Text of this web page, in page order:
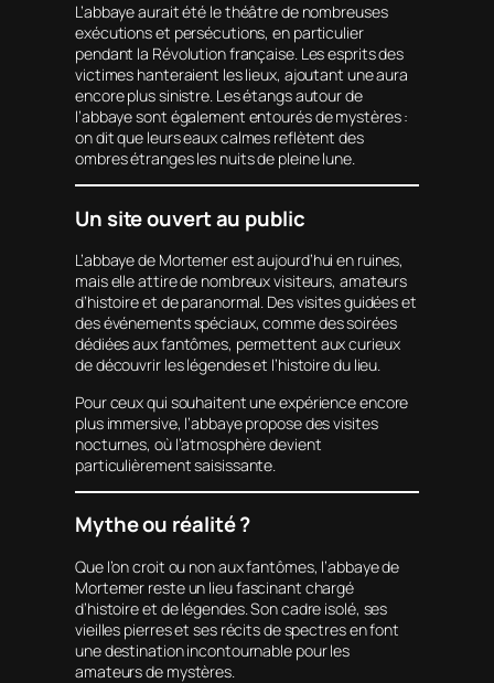
L’abbaye aurait été le théâtre de nombreuses
exécutions et persécutions, en particulier
pendant la Révolution française. Les esprits des
victimes hanteraient les lieux, ajoutant une aura
encore plus sinistre. Les étangs autour de
l’abbaye sont également entourés de mystères :
on dit que leurs eaux calmes reflètent des
ombres étranges les nuits de pleine lune.
Un site ouvert au public
L’abbaye de Mortemer est aujourd’hui en ruines,
mais elle attire de nombreux visiteurs, amateurs
d’histoire et de paranormal. Des visites guidées et
des événements spéciaux, comme des soirées
dédiées aux fantômes, permettent aux curieux
de découvrir les légendes et l’histoire du lieu.
Pour ceux qui souhaitent une expérience encore
plus immersive, l’abbaye propose des visites
nocturnes, où l’atmosphère devient
particulièrement saisissante.
Mythe ou réalité ?
Que l’on croit ou non aux fantômes, l’abbaye de
Mortemer reste un lieu fascinant chargé
d’histoire et de légendes. Son cadre isolé, ses
vieilles pierres et ses récits de spectres en font
une destination incontournable pour les
amateurs de mystères.